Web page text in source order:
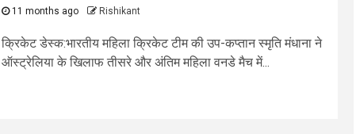
11 months ago Rishikant
क्रिकेट डेस्क:भारतीय महिला क्रिकेट टीम की उप-कप्तान स्मृति मंधाना ने
ऑस्ट्रेलिया के खिलाफ तीसरे और अंतिम महिला वनडे मैच में...